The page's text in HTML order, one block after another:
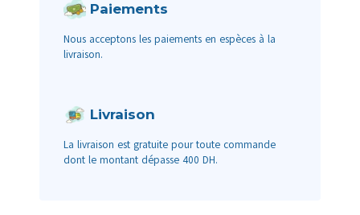
Paiements
Nous acceptons les paiements en espèces à la
livraison.
Livraison
La livraison est gratuite pour toute commande
dont le montant dépasse 400 DH.